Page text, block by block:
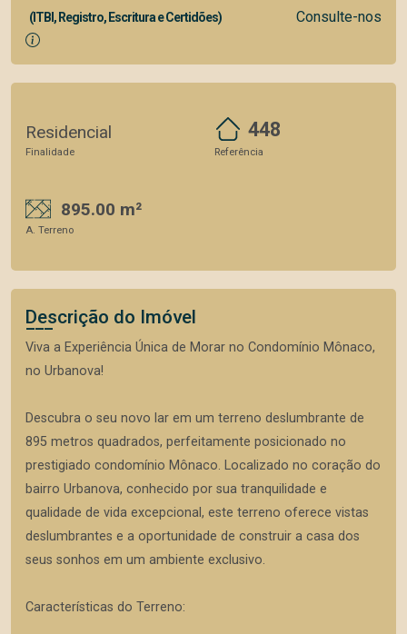
(ITBI, Registro, Escritura e Certidões) Consulte-nos
Residencial
Finalidade
448
Referência
895.00 m²
A. Terreno
Descrição do Imóvel
Viva a Experiência Única de Morar no Condomínio Mônaco,
no Urbanova!
Descubra o seu novo lar em um terreno deslumbrante de
895 metros quadrados, perfeitamente posicionado no
prestigiado condomínio Mônaco. Localizado no coração do
bairro Urbanova, conhecido por sua tranquilidade e
qualidade de vida excepcional, este terreno oferece vistas
deslumbrantes e a oportunidade de construir a casa dos
seus sonhos em um ambiente exclusivo.
Características do Terreno: